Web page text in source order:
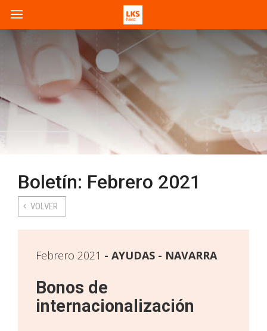
Boletín: Febrero 2021
VOLVER
Febrero 2021 AYUDAS - NAVARRA
Bonos de
internacionalización